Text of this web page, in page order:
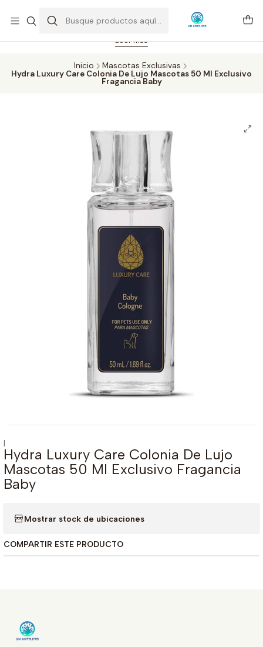
Feriado 21-05-2026 atención hasta las 14 hrs. Envío GRATIS mismo
día solo área Metropolitana Santiago por compras desde CLP 39.900.
Pedidos hasta 16 hrs., sábados y domingos hasta 14 hrs.
Leer más
Inicio
Mascotas Exclusivas
Hydra Luxury Care Colonia De Lujo Mascotas 50 Ml Exclusivo
Fragancia Baby
|
Hydra Luxury Care Colonia De Lujo
Mascotas 50 Ml Exclusivo Fragancia
Baby
Mostrar stock de ubicaciones
COMPARTIR ESTE PRODUCTO